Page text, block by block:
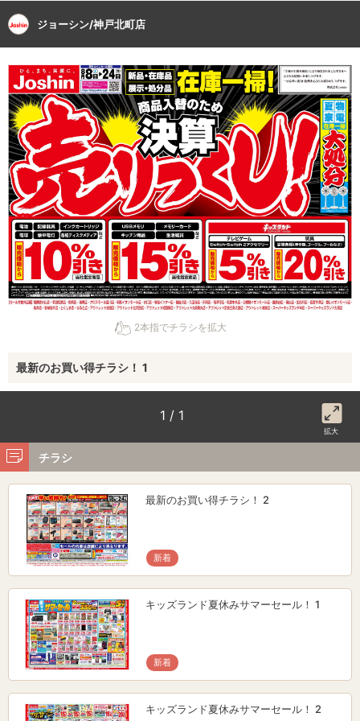
ジョーシン/神戸北町店
2本指でチラシを拡大
最新のお買い得チラシ！ 1
1 / 1
拡大
チラシ
最新のお買い得チラシ！ 2
新着
キッズランド夏休みサマーセール！ 1
新着
キッズランド夏休みサマーセール！ 2